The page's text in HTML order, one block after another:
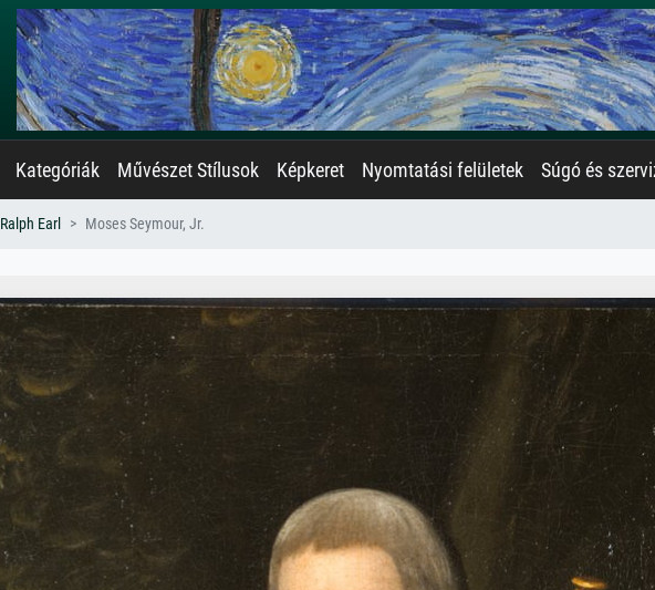
Kategóriák Művészet Stílusok Képkeret Nyomtatási felületek Súgó és
Ralph Earl Moses Seymour, Jr.